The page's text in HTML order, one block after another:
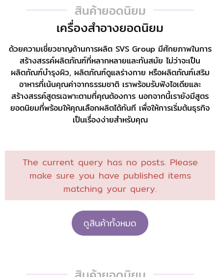
สินค้ายอดนิยม
เครื่องสำอางยอดนิยม
ด้วยความเชี่ยวชาญด้านการผลิต SVS Group มีศักยภาพในการ
สร้างสรรค์ผลิตภัณฑ์ที่หลากหลายและทันสมัย ไม่ว่าจะเป็น
ผลิตภัณฑ์บำรุงผิว, ผลิตภัณฑ์ดูแลร่างกาย หรือผลิตภัณฑ์เสริม
อาหารที่เน้นคุณค่าจากธรรมชาติ เราพร้อมรับฟังไอเดียและ
สร้างสรรค์สูตรเฉพาะตามที่คุณต้องการ นอกจากนี้เรายังมีสูตร
ยอดนิยมที่พร้อมให้คุณเลือกผลิตได้ทันที เพื่อให้การเริ่มต้นธุรกิจ
เป็นเรื่องง่ายสำหรับคุณ
The current query has no posts. Please
make sure you have published items
matching your query.
ดูสินค้าทั้งหมด